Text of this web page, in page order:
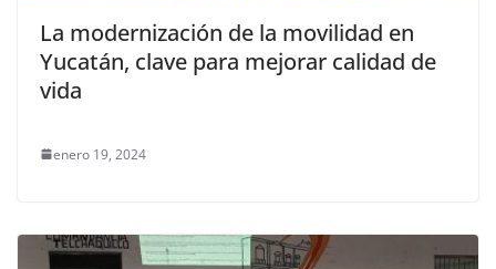
La modernización de la movilidad en
Yucatán, clave para mejorar calidad de
vida
enero 19, 2024